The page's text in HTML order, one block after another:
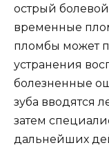
острый
временные
пломбы может
устранения
болезненные
зуба вводятся
затем
дальнейших